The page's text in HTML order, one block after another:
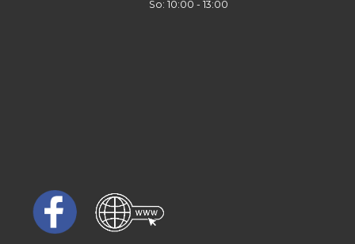
So: 10:00 - 13:00